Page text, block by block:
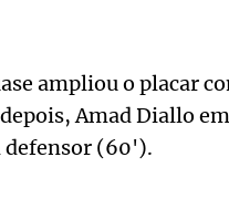
ampliou o placar
Amad Diallo
defensor (60').